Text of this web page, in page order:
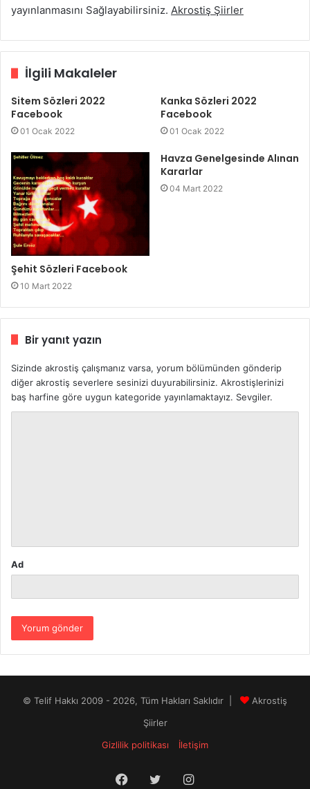
yayınlanmasını Sağlayabilirsiniz. Akrostiş Şiirler
İlgili Makaleler
Sitem Sözleri 2022
Facebook
01 Ocak 2022
Kanka Sözleri 2022
Facebook
01 Ocak 2022
Şehit Sözleri Facebook
10 Mart 2022
Havza Genelgesinde Alınan
Kararlar
04 Mart 2022
Bir yanıt yazın
Sizinde akrostiş çalışmanız varsa, yorum bölümünden gönderip
diğer akrostiş severlere sesinizi duyurabilirsiniz. Akrostişlerinizi
baş harfine göre uygun kategoride yayınlamaktayız. Sevgiler.
Ad
© Telif Hakkı 2009 - 2026, Tüm Hakları Saklıdır |
Akrostiş
Şiirler
Gizlilik politikası
İletişim
Facebook
TwitterInstagram